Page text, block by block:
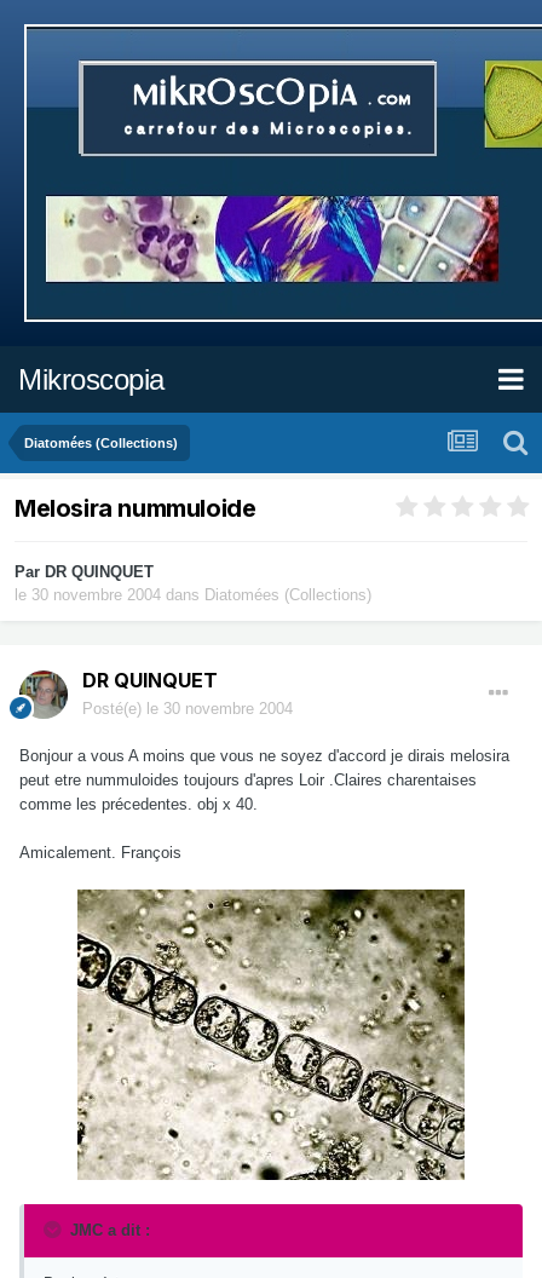
Mikroscopia
Diatomées (Collections)
Melosira nummuloide
Par DR QUINQUET
le 30 novembre 2004 dans Diatomées (Collections)
DR QUINQUET
Posté(e) le 30 novembre 2004
Bonjour a vous A moins que vous ne soyez d'accord je dirais melosira
peut etre nummuloides toujours d'apres Loir .Claires charentaises
comme les précedentes. obj x 40.
Amicalement. François
JMC a dit :